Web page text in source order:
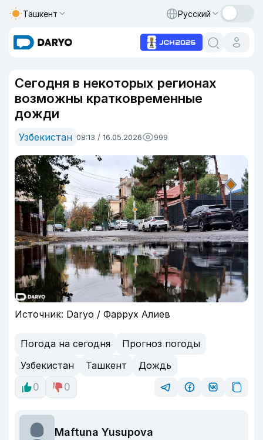
Ташкент Русский
Сегодня в некоторых регионах
возможны кратковременные
дожди
Узбекистан 08:13 / 16.05.2026 999
Источник: Daryo / Фаррух Алиев
Погода на сегодня
Прогноз погоды
Узбекистан
Ташкент
Дождь
0
0
Maftuna Yusupova